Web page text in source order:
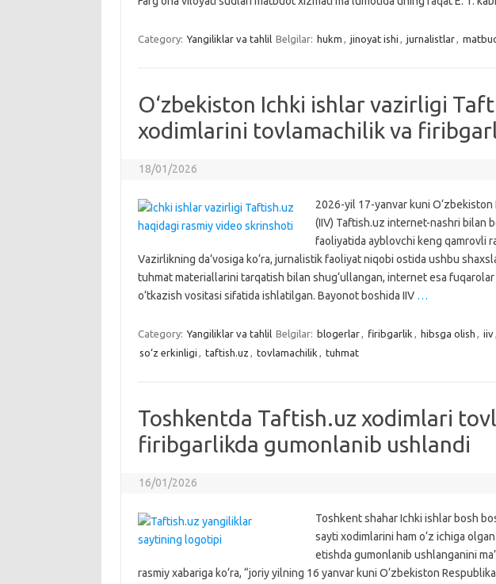
Category: Yangiliklar va tahlil Belgilar: hukm , jinoyat ishi , jurnalistlar,
O‘zbekiston Ichki ishlar vazirligi
xodimlarini tovlamachilik va
18/01/2026
2026-yil 17-yanvar kuni
(IIV) Taftish.uz internet-nashri bilan
faoliyatida ayblovchi keng qamrovli
Vazirlikning da’vosiga ko‘ra, jurnalistik faoliyat niqobi ostida ushbu
tuhmat materiallarini tarqatish bilan shug‘ullangan, internet esa
o‘tkazish vositasi sifatida ishlatilgan. Bayonot boshida IIV …
Category: Yangiliklar va tahlil Belgilar: blogerlar, firibgarlik , hibsga olish , iiv,
so‘z erkinligi , taftish.uz , tovlamachilik , tuhmat
Toshkentda Taftish.uz xodimlari
firibgarlikda gumonlanib ushlandi
16/01/2026
Toshkent shahar Ichki ishlar bosh
sayti xodimlarini ham o‘z ichiga
etishda gumonlanib ushlanganini
rasmiy xabariga ko‘ra, “joriy yilning 16 yanvar kuni O‘zbekiston